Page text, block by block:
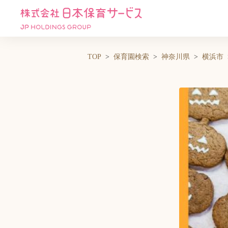
TOP 保育園検索 神奈川県 横浜市